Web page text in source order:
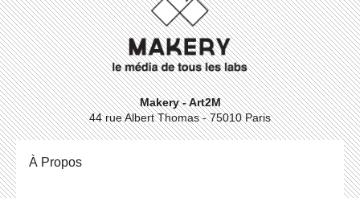
Makery - Art2M
44 rue Albert Thomas - 75010 Paris
À Propos